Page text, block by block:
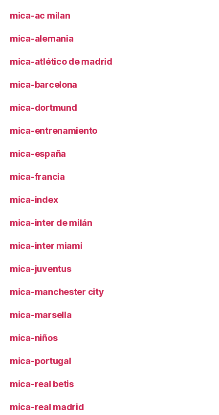
mica-ac milan
mica-alemania
mica-atlético de madrid
mica-barcelona
mica-dortmund
mica-entrenamiento
mica-españa
mica-francia
mica-index
mica-inter de milán
mica-inter miami
mica-juventus
mica-manchester city
mica-marsella
mica-niños
mica-portugal
mica-real betis
mica-real madrid